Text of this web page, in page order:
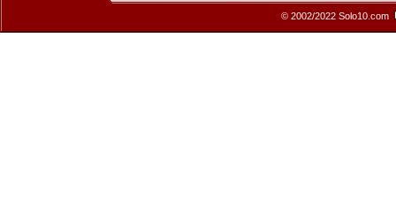
© 2002/2022 Solo10.com